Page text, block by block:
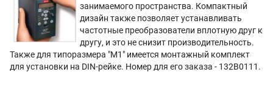
занимаемого пространства. Компактный
дизайн также позволяет устанавливать
частотные преобразователи вплотную друг к
другу, и это не снизит производительность.
Также для типоразмера "М1" имеется монтажный комплект
для установки на DIN-рейке. Номер для его заказа - 132B0111.